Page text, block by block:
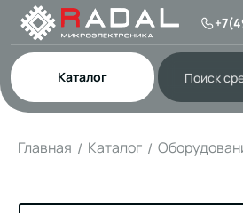
Каталог
Главная Каталог